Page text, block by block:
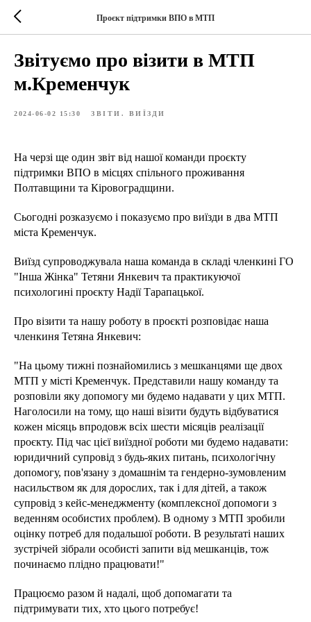
Проєкт підтримки ВПО в МТП
Звітуємо про візити в МТП
м.Кременчук
2024-06-02 15:30 ЗВІТИ. ВИЇЗДИ
На черзі ще один звіт від нашої команди проєкту
підтримки ВПО в місцях спільного проживання
Полтавщини та Кіровоградщини.
Сьогодні розказуємо і показуємо про виїзди в два МТП
міста Кременчук.
Виїзд супроводжувала наша команда в складі членкині ГО
"Інша Жінка" Тетяни Янкевич та практикуючої
психологині проєкту Надії Тарапацької.
Про візити та нашу роботу в проєкті розповідає наша
членкиня Тетяна Янкевич:
"На цьому тижні познайомились з мешканцями ще двох
МТП у місті Кременчук. Представили нашу команду та
розповіли яку допомогу ми будемо надавати у цих МТП.
Наголосили на тому, що наші візити будуть відбуватися
кожен місяць впродовж всіх шести місяців реалізації
проєкту. Під час цієї виїздної роботи ми будемо надавати:
юридичний супровід з будь-яких питань, психологічну
допомогу, пов'язану з домашнім та гендерно-зумовленим
насильством як для дорослих, так і для дітей, а також
супровід з кейс-менеджменту (комплексної допомоги з
веденням особистих проблем). В одному з МТП зробили
оцінку потреб для подальшої роботи. В результаті наших
зустрічей зібрали особисті запити від мешканців, тож
починаємо плідно працювати!"
Працюємо разом й надалі, щоб допомагати та
підтримувати тих, хто цього потребує!